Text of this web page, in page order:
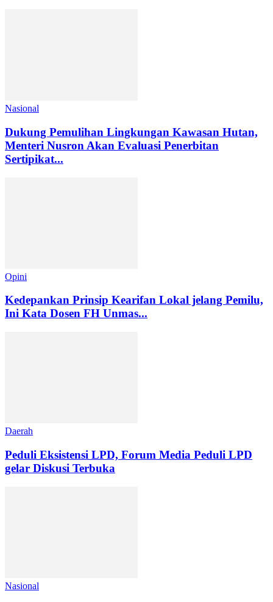
Nasional
Dukung Pemulihan Lingkungan Kawasan Hutan,
Menteri Nusron Akan Evaluasi Penerbitan
Sertipikat...
Opini
Kedepankan Prinsip Kearifan Lokal jelang Pemilu,
Ini Kata Dosen FH Unmas...
Daerah
Peduli Eksistensi LPD, Forum Media Peduli LPD
gelar Diskusi Terbuka
Nasional